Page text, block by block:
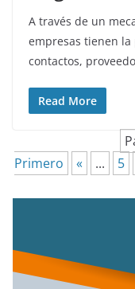
A través de un
empresas tienen
contactos,
Read More
Primero
« ... 5